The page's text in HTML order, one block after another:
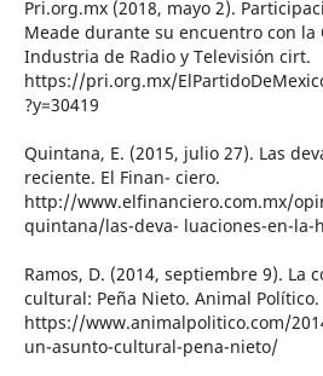
Pri.org.mx (2018, mayo 2).
Meade durante su encuentro con la
Industria de Radio y Televisión cirt.
https://pri.org.mx/
?y=30419
Quintana, E. (2015, julio 27). Las
reciente. El Finan- ciero.
http://www.elfinanciero.com.mx/
quintana/las-deva- luaciones-en-la-
Ramos, D. (2014, septiembre 9). La
cultural: Peña Nieto. Animal Político.
https://www.animalpolitico.com/
un-asunto-cultural-pena-nieto/